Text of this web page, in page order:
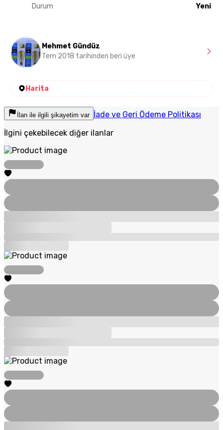
Durum Yeni
Mehmet Gündüz
Tem 2018 tarihinden beri üye
Harita
İlan ile ilgili şikayetim var İade ve Geri Ödeme Politikası
İlgini çekebilecek diğer ilanlar